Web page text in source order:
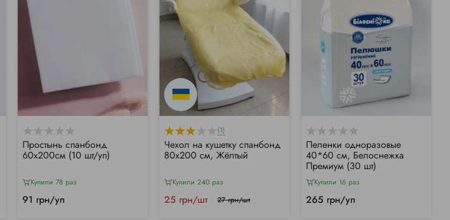
Простынь спанбонд
60х200см (10 шт/уп)
Купили 78 раз
91 грн/уп
(1)
Чехол на кушетку спанбонд
80х200 см, Жёлтый
Купили 240 раз
25 грн/шт 27 грн/шт
Пеленки одноразовые
40*60 см, Белоснежка
Премиум (30 шт)
Купили 16 раз
265 грн/уп